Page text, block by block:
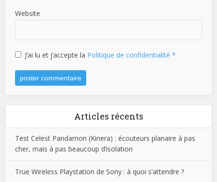
Website
J’ai lu et j’accepte la Politique de confidentialité*
Articles récents
Test Celest Pandamon (Kinera) : écouteurs planaire à pas
cher, mais à pas beaucoup d’isolation
True Wireless Playstation de Sony : à quoi s’attendre ?